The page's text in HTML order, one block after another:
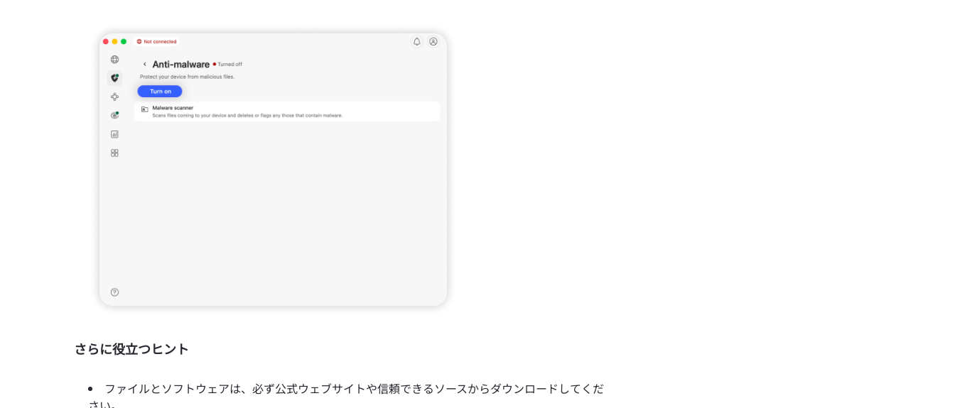
さらに役立つヒント
ファイルとソフトウェアは、必ず公式ウェブサイトや信頼できるソースからダウンロードしてくだ